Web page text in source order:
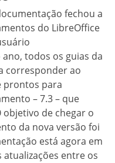
fechou a
do LibreOffice
todos os guias da
corresponder ao
prontos para
– 7.3 – que
objetivo de chegar o
da nova versão foi
está agora em
entre os